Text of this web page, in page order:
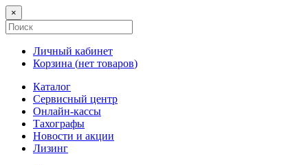
×
Личный кабинет
Корзина (нет товаров)
Каталог
Сервисный центр
Онлайн-кассы
Тахографы
Новости и акции
Лизинг